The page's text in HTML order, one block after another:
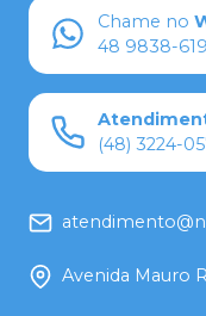
Chame no
48 9838-
(48) 3224-
Avenida Mauro